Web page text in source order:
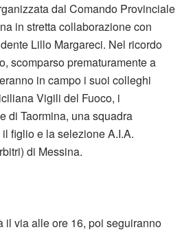
dal Comando Provinciale
in stretta collaborazione con
Lillo Margareci. Nel ricordo
scomparso prematuramente a
in campo i suoi colleghi
Vigili del Fuoco, i
di Taormina, una squadra
figlio e la selezione A.I.A.
di Messina.
il via alle ore 16, poi seguiranno